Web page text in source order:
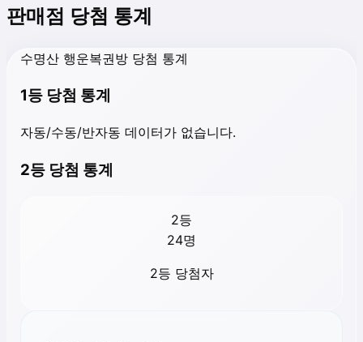
판매점 당첨 통계
수명산 행운복권방 당첨 통계
1등 당첨 통계
자동/수동/반자동 데이터가 없습니다.
2등 당첨 통계
2등
24명
2등 당첨자